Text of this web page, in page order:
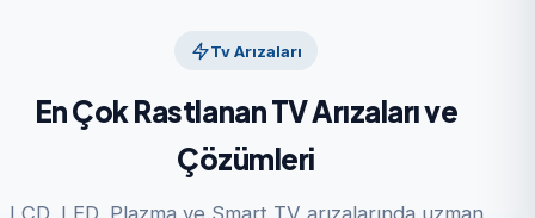
Tv Arızaları
En Çok Rastlanan TV Arızaları ve
Çözümleri
LCD, LED, Plazma ve Smart TV arızalarında uzman